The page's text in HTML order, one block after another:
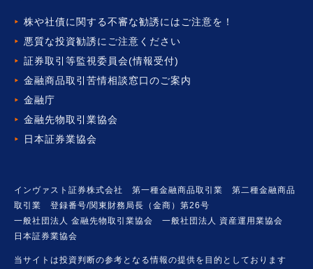
株や社債に関する不審な勧誘には ご注意を！
悪質な投資勧誘にご注意ください
証券取引等監視委員会(情報受付)
金融商品取引苦情相談窓口のご案内
金融庁
金融先物取引業協会
日本証券業協会
インヴァスト証券株式会社 第一種金融商品取引業 第二種金融商品
取引業 登録番号/関東財務局長（金商）第26号
一般社団法人 金融先物取引業協会 一般社団法人 資産運用業協会
日本証券業協会
当サイトは投資判断の参考となる情報の提供を目的としております